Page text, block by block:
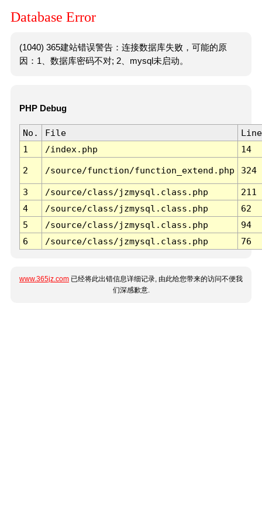
Database Error
(1040) 365建站错误警告：连接数据库失败，可能的原
因：1、数据库密码不对; 2、mysql未启动。
PHP Debug
No. File
Line
1
/index.php 14
2 /source/function/function_extend.php 324
3 /source/class/jzmysql.class.php
211
4
/source/class/jzmysql.class.php
62
5
/source/class/jzmysql.class.php
94
6
/source/class/jzmysql.class.php 76
www.365jz.com 已经将此出错信息详细记录, 由此给您带来的访问不便我
们深感歉意.